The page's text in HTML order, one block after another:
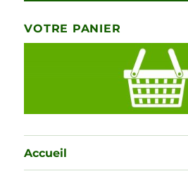
VOTRE PANIER
Accueil